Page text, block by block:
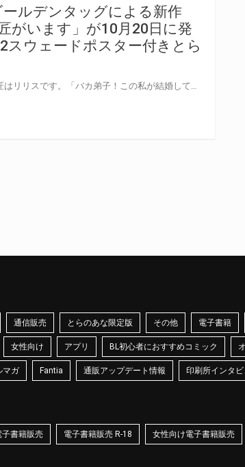
ルデンタッグによる新作
がいます」が10月20日に発
スウェードポスター付きとら
通信販売 とらのあな限定版 その他 電子書籍
女性向け アプリ BL初心者におすすめコミック
マガ Fantia 通販アップデート情報 印刷所インタ
子書籍販売 電子書籍販売 R-18 女性向け電子書籍販売